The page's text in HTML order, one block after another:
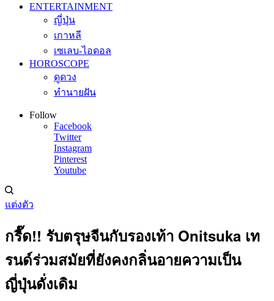
ENTERTAINMENT
ญี่ปุ่น
เกาหลี
เซเลบ-ไอดอล
HOROSCOPE
ดูดวง
ทำนายฝัน
Follow
Facebook
Twitter
Instagram
Pinterest
Youtube
แต่งตัว
กรี๊ด!! รับตรุษจีนกับรองเท้า Onitsuka เท
รนด์ร่วมสมัยที่ยังคงกลิ่นอายความเป็น
ญี่ปุ่นดั่งเดิม